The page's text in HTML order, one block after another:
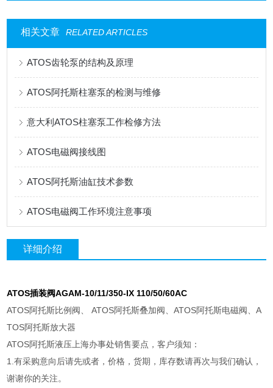
相关文章 RELATED ARTICLES
ATOS齿轮泵的结构及原理
ATOS阿托斯柱塞泵的检测与维修
意大利ATOS柱塞泵工作检修方法
ATOS电磁阀接线图
ATOS阿托斯油缸技术参数
ATOS电磁阀工作环境注意事项
详细介绍
ATOS插装阀AGAM-10/11/350-IX 110/50/60AC
ATOS阿托斯比例阀、 ATOS阿托斯叠加阀、ATOS阿托斯电磁阀、A
TOS阿托斯放大器
ATOS阿托斯液压上海办事处销售要点，客户须知：
1.有采购意向后请先或者，价格，货期，库存数请再次与我们确认，
谢谢你的关注。